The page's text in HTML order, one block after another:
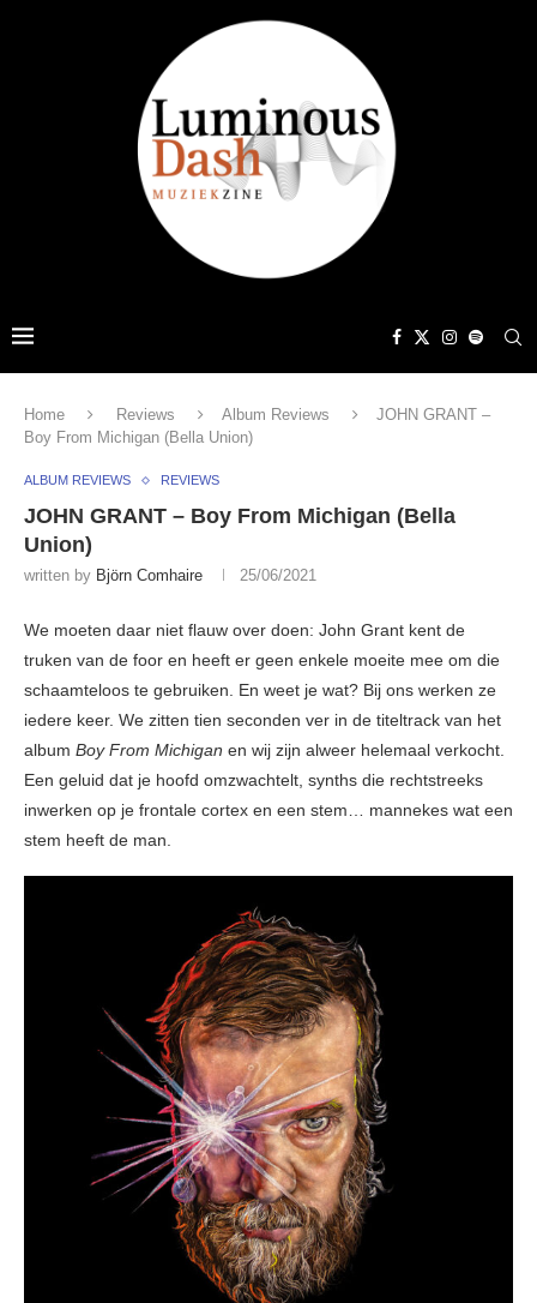
Home Reviews Album Reviews
JOHN GRANT –
Boy From Michigan (Bella Union)
ALBUM REVIEWS REVIEWS
JOHN GRANT – Boy From Michigan (Bella
Union)
written by Björn Comhaire 25/06/2021
We moeten daar niet flauw over doen: John Grant kent de
truken van de foor en heeft er geen enkele moeite mee om die
schaamteloos te gebruiken. En weet je wat? Bij ons werken ze
iedere keer. We zitten tien seconden ver in de titeltrack van het
album Boy From Michigan en wij zijn alweer helemaal verkocht.
Een geluid dat je hoofd omzwachtelt, synths die rechtstreeks
inwerken op je frontale cortex en een stem… mannekes wat een
stem heeft de man.